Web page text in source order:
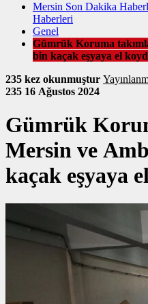
Mersin Son Dakika
Haberleri
Genel
Gümrük Koruma
bin kaçak eşyaya el
235 kez okunmuştur
235 16 Ağustos 2024
Gümrük
Mersin ve
kaçak eşyaya